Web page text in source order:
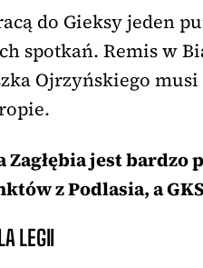
do Gieksy jeden
spotkań. Remis w
Ojrzyńskiego
Zagłębia jest
z Podlasia, a
LEGII